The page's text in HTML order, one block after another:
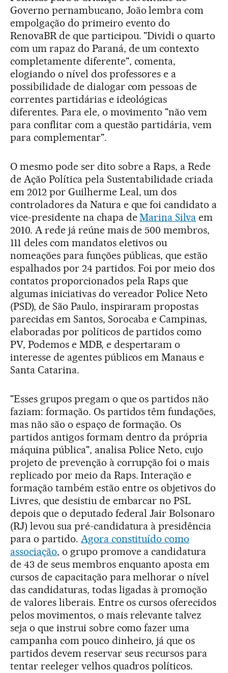
Governo pernambucano, João lembra com
empolgação do primeiro evento do
RenovaBR de que participou. "Dividi o quarto
com um rapaz do Paraná, de um contexto
completamente diferente", comenta,
elogiando o nível dos professores e a
possibilidade de dialogar com pessoas de
correntes partidárias e ideológicas
diferentes. Para ele, o movimento "não vem
para conflitar com a questão partidária, vem
para complementar".
O mesmo pode ser dito sobre a Raps, a Rede
de Ação Política pela Sustentabilidade criada
em 2012 por Guilherme Leal, um dos
controladores da Natura e que foi candidato a
vice-presidente na chapa deMarina Silva em
2010. A rede já reúne mais de 500 membros,
111 deles com mandatos eletivos ou
nomeações para funções públicas, que estão
espalhados por 24 partidos. Foi por meio dos
contatos proporcionados pela Raps que
algumas iniciativas do vereador Police Neto
(PSD), de São Paulo, inspiraram propostas
parecidas em Santos, Sorocaba e Campinas,
elaboradas por políticos de partidos como
PV, Podemos e MDB, e despertaram o
interesse de agentes públicos em Manaus e
Santa Catarina.
"Esses grupos pregam o que os partidos não
faziam: formação. Os partidos têm fundações,
mas não são o espaço de formação. Os
partidos antigos formam dentro da própria
máquina pública", analisa Police Neto, cujo
projeto de prevenção à corrupção foi o mais
replicado por meio da Raps. Interação e
formação também estão entre os objetivos do
Livres, que desistiu de embarcar no PSL
depois que o deputado federal Jair Bolsonaro
(RJ) levou sua pré-candidatura à presidência
para o partido. Agora constituído como
associação, o grupo promove a candidatura
de 43 de seus membros enquanto aposta em
cursos de capacitação para melhorar o nível
das candidaturas, todas ligadas à promoção
de valores liberais. Entre os cursos oferecidos
pelos movimentos, o mais relevante talvez
seja o que instrui sobre como fazer uma
campanha com pouco dinheiro, já que os
partidos devem reservar seus recursos para
tentar reeleger velhos quadros políticos.